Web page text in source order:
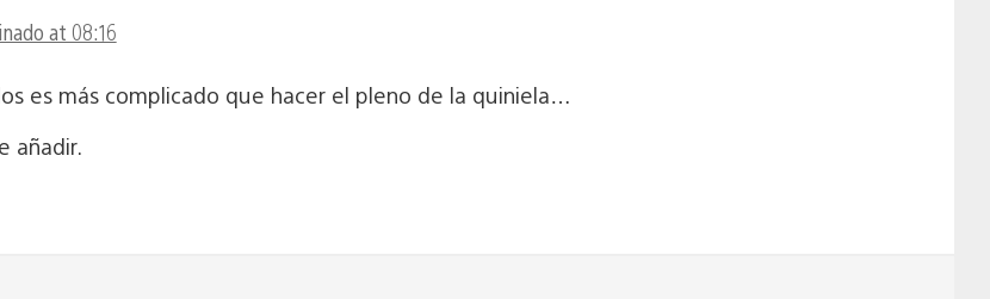
at 08:16
es más complicado que hacer el pleno de la quiniela…
añadir.